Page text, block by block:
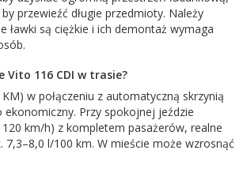
przewieźć długie przedmioty. Należy
ławki są ciężkie i ich demontaż wymaga
Vito 116 CDI w trasie?
w połączeniu z automatyczną skrzynią
Przy spokojnej jeździe
km/h) z kompletem pasażerów, realne
7,3–8,0 l/100 km. W mieście może wzrosnąć